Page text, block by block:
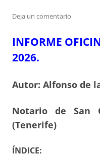
Deja un comentario
INFORME
2026.
Autor: Alfonso de
Notario de San
(Tenerife)
ÍNDICE: